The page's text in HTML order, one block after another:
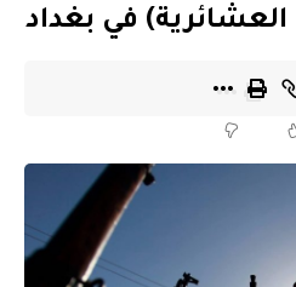
العشائرية) في بغداد